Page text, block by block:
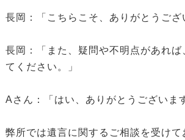
長岡：「こちらこそ、ありがとうござ
長岡：「また、疑問や不明点があれば
てください。」
Aさん：「はい、ありがとうございま
弊所では遺言に関するご相談を受けて